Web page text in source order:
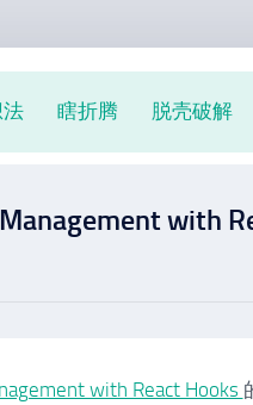
瞎折腾 脱壳破解
with
with React Hooks